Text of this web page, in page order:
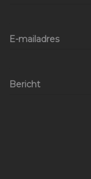
E-mailadres
Bericht